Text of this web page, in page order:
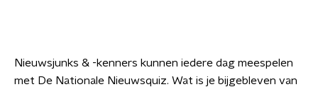
Nieuwsjunks & -kenners kunnen iedere dag meespelen
met De Nationale Nieuwsquiz. Wat is je bijgebleven van